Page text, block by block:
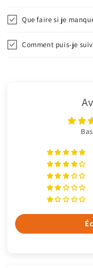
Que faire si je
Comment puis-je